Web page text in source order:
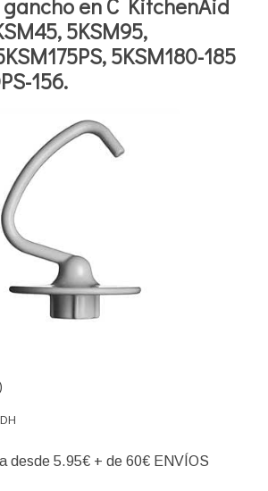
en C KitchenAid
5KSM95,
5KSM180-185
156.
desde 5.95€ + de 60€ ENVÍOS